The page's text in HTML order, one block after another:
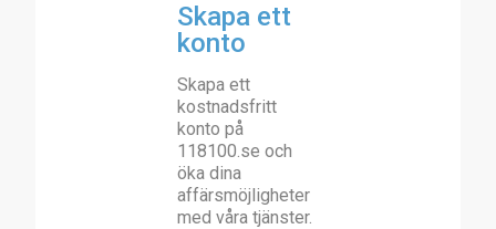
Skapa ett
konto
Skapa ett
kostnadsfritt
konto på
118100.se och
öka dina
affärsmöjligheter
med våra tjänster.